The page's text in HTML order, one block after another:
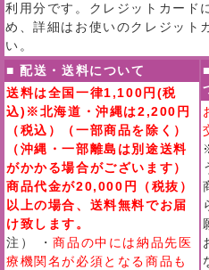
利用分です。クレジットカード
め、詳細はお使いのクレジット
い。
■ 配送・送料について
送料は全国一律1,100円(税
込)※北海道・沖縄は2,200円
（税込）（一部商品を除く）
（沖縄・一部離島は別途送料
がかかる場合がございます）
商品代金が20,000円（税抜）
以上の場合、送料無料でお届
け致します。
注） ・商品の中には納品先医
療機関名が必須となる商品も